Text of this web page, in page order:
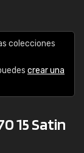
colecciones
crear una
15 Satin